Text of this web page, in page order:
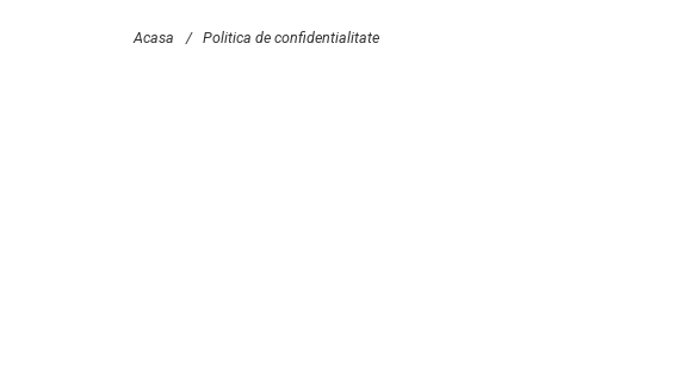
Acasa / Politica de confidentialitate